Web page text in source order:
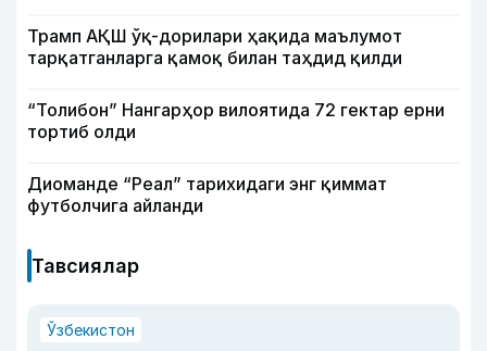
Трамп АҚШ ўқ-дорилари ҳақида маълумот
тарқатганларга қамоқ билан таҳдид қилди
“Толибон” Нангарҳор вилоятида 72 гектар ерни
тортиб олди
Диоманде “Реал” тарихидаги энг қиммат
футболчига айланди
Тавсиялар
Ўзбекистон